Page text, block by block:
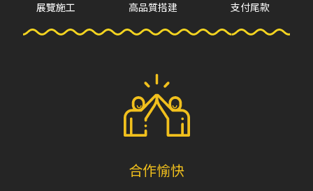
展覽施工 高品質搭建 支付尾款
合作愉快